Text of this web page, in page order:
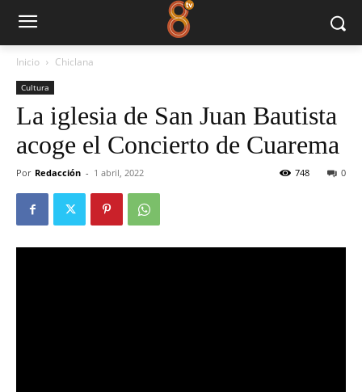
Inicio Chiclana
Cultura
La iglesia de San Juan Bautista
acoge el Concierto de Cuarema
Por Redacción - 1 abril, 2022 0
748